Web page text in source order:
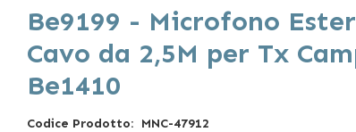
Be9199 - Microfono
Cavo da 2,5M per Tx
Be1410
Codice Prodotto MNC-47912